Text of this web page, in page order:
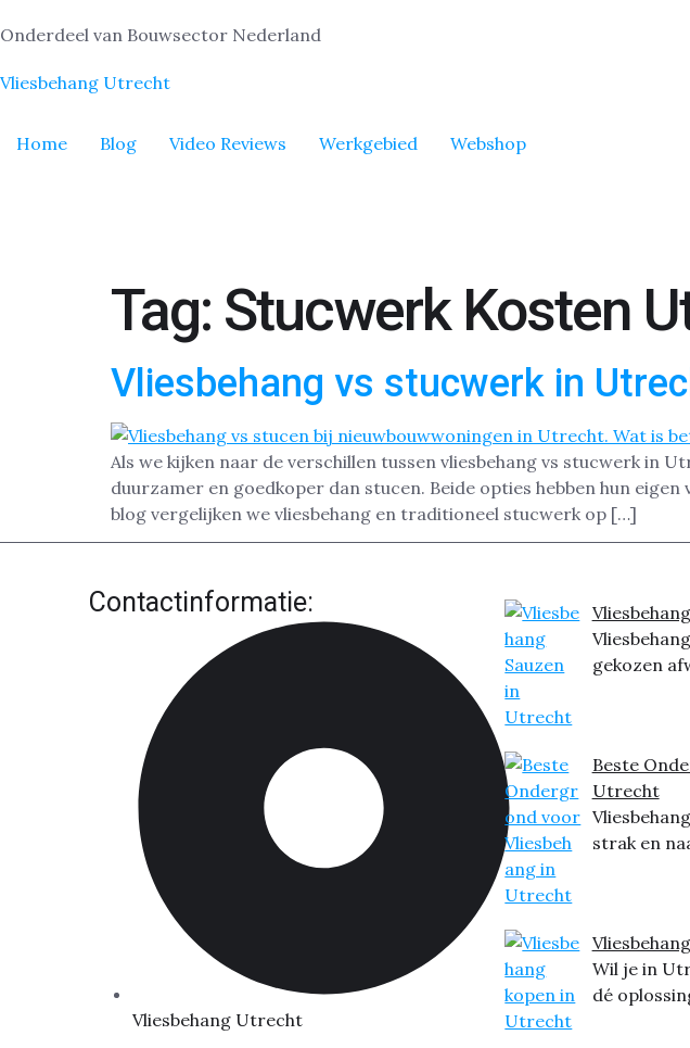
Onderdeel van Bouwsector Nederland
Vliesbehang Utrecht
Home Blog Video Reviews Werkgebied Webshop
Tag: Stucwerk Kosten
Vliesbehang vs stucwerk in
Als we kijken naar de verschillen tussen vliesbehang vs stucwerk in
duurzamer en goedkoper dan stucen. Beide opties hebben hun
blog vergelijken we vliesbehang en traditioneel stucwerk op […]
Contactinformatie:
Vliesbehang Utrecht
gekozen
Beste
Utrecht
strak en
Wil je in
dé